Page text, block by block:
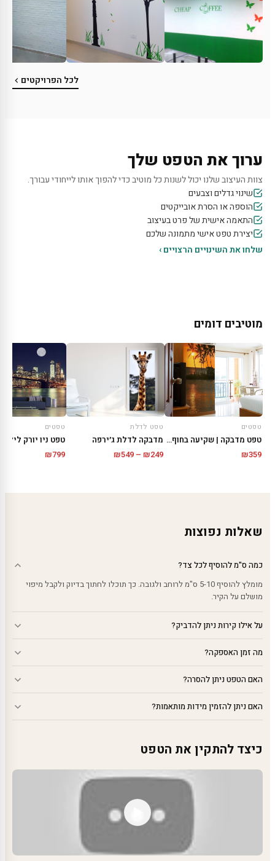
לכל הפרויקטים
ערוך את הטפט שלך
צוות העיצוב שלנו יכול לשנות כל מוטיב כדי להפוך אותו לייחודי עבורך.
שינוי גדלים וצבעים
הוספה או הסרת אובייקטים
התאמה אישית של פרט בעיצוב
יצירת טפט אישי מתמונה שלכם
שלחו את השינויים הרצויים ›
מוטיבים דומים
טפטים
טפט מדבקה | שקיעה בחוף הים
₪359
טפט לדלת
מדבקה לדלת ג׳ירפה
₪249
–
₪549
טפטים
טפט ניו יורק לילית
₪799
שאלות נפוצות
כמה ס"מ להוסיף לכל צד?
מומלץ להוסיף 5-10 ס"מ לרוחב ולגובה. כך תוכלו לחתוך בדיוק ולקבל מיפוי
מושלם על הקיר.
על אילו קירות ניתן להדביק?
מה זמן האספקה?
האם הטפט ניתן להסרה?
האם ניתן להזמין מידות מותאמות?
כיצד להתקין את הטפט